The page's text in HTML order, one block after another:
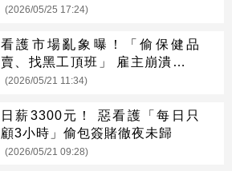
會幫忙顧
(2026/05/25 17:24)
看護市場亂象曝！「偷保健品
賣、找黑工頂班」 雇主崩潰怒報
警
(2026/05/21 11:34)
日薪3300元！ 惡看護「每日只
顧3小時」偷包簽賭徹夜未歸
(2026/05/21 09:28)